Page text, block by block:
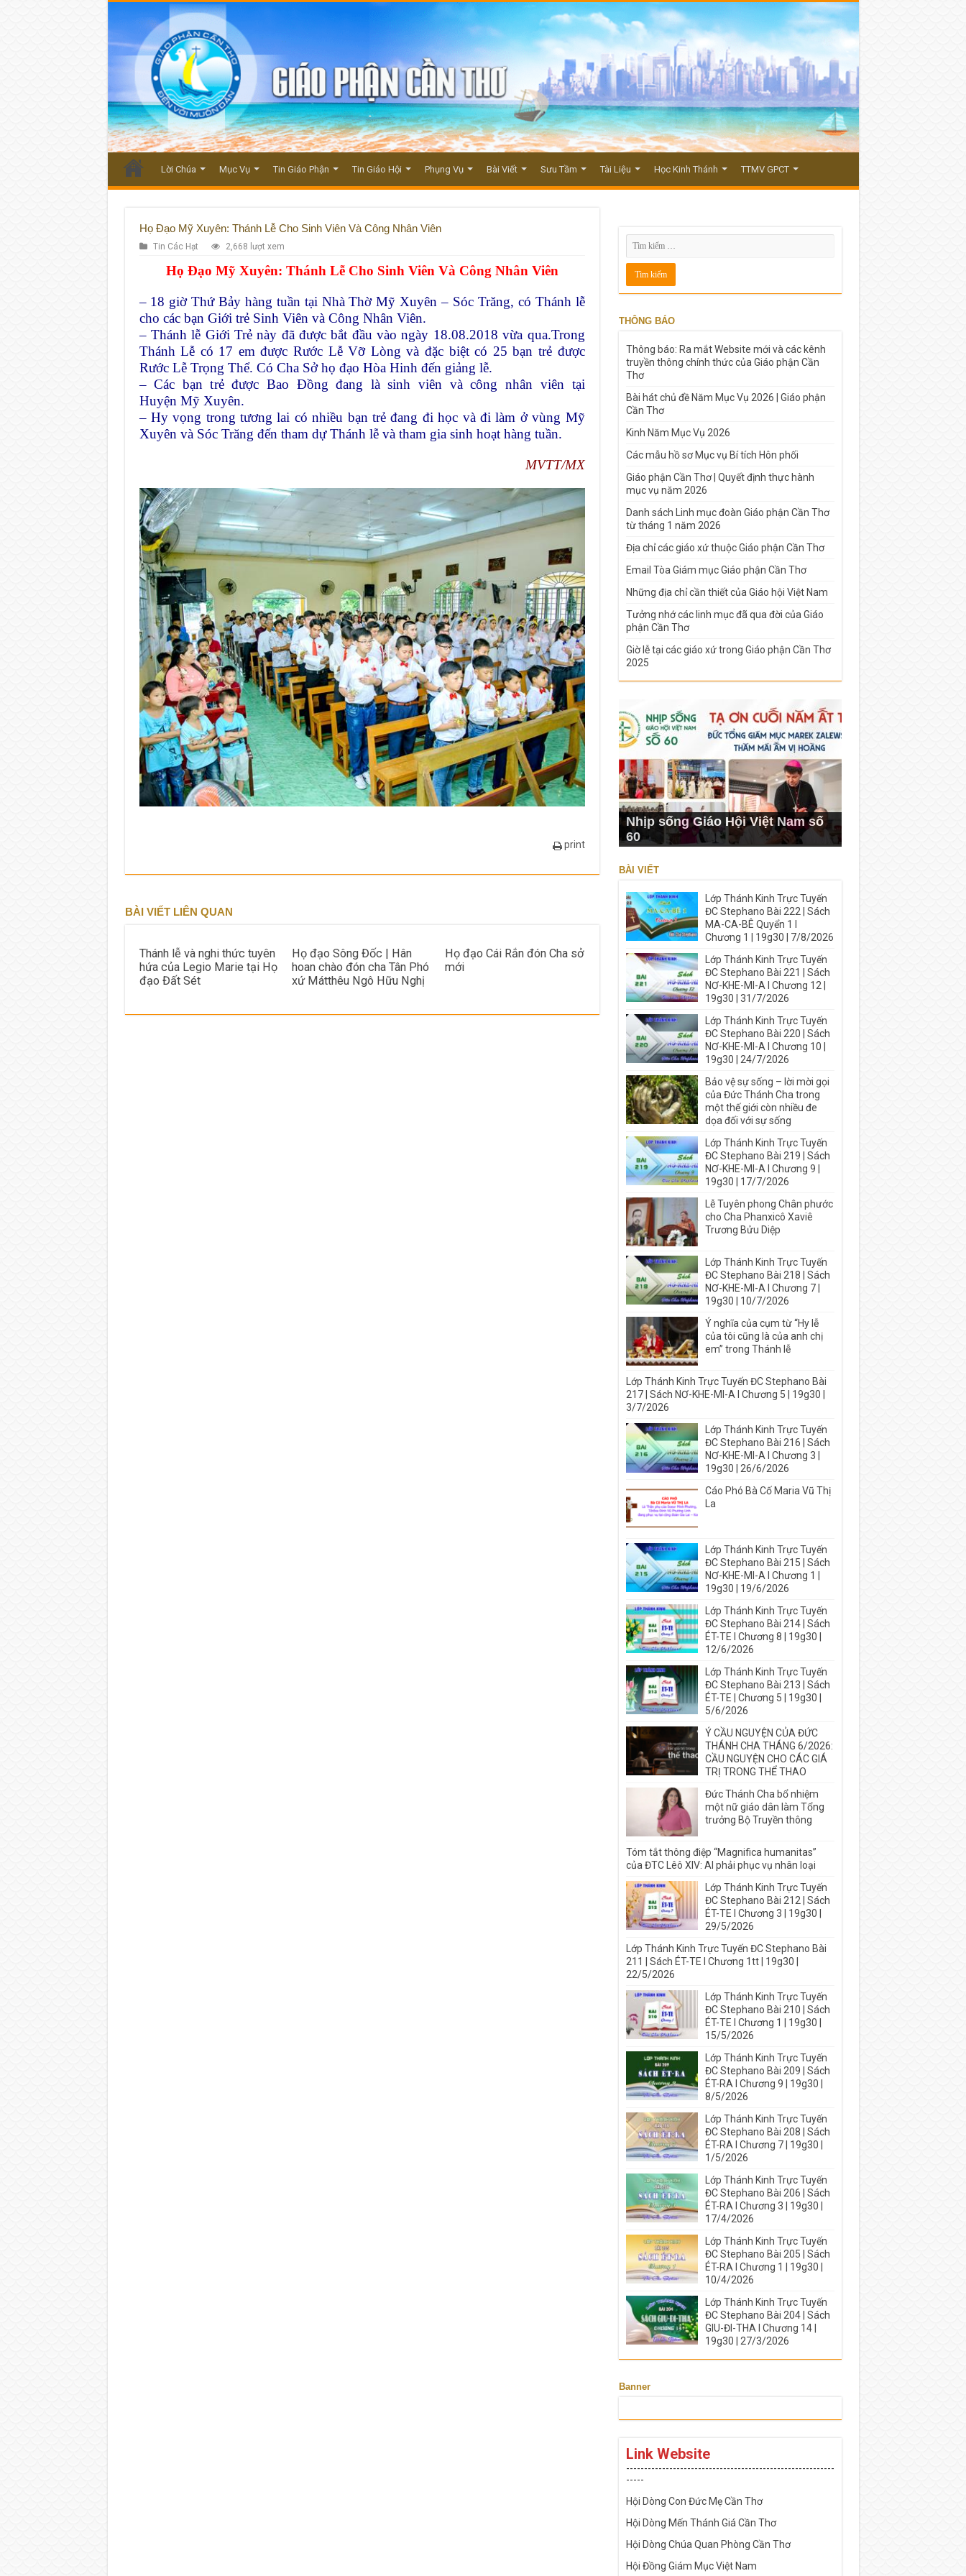
Lời Chúa Mục Vụ Tin Giáo Phận Tin Giáo Hội Phụng Vụ Bài Viết Sưu Tầm Tài Liệu Học Kinh Thánh TTMV GPCT
Họ Đạo Mỹ Xuyên: Thánh Lễ Cho Sinh Viên Và Công Nhân Viên
Tin Các Hạt 2,668 lượt xem
Họ Đạo Mỹ Xuyên: Thánh Lễ Cho Sinh Viên Và Công Nhân Viên
– 18 giờ Thứ Bảy hàng tuần tại Nhà Thờ Mỹ Xuyên – Sóc Trăng, có Thánh lễ
cho các bạn Giới trẻ Sinh Viên và Công Nhân Viên.
– Thánh lễ Giới Trẻ này đã được bắt đầu vào ngày 18.08.2018 vừa qua.Trong
Thánh Lễ có 17 em được Rước Lễ Vỡ Lòng và đặc biệt có 25 bạn trẻ được
Rước Lễ Trọng Thể. Có Cha Sở họ đạo Hòa Hinh đến giảng lễ.
– Các bạn trẻ được Bao Đồng đang là sinh viên và công nhân viên tại
Huyện Mỹ Xuyên.
– Hy vọng trong tương lai có nhiều bạn trẻ đang đi học và đi làm ởvùng Mỹ
Xuyên và Sóc Trăng đến tham dự Thánh lễ và tham gia sinh hoạt hàng tuần.
MVTT/MX
print
BÀI VIẾT LIÊN QUAN
Thánh lễ và nghi thức tuyên
hứa của Legio Marie tại Họ
đạo Đất Sét
Họ đạo Sông Đốc | Hân
hoan chào đón cha Tân Phó
xứ Mátthêu Ngô Hữu Nghị
Họ đạo Cái Rắn đón Cha sở
mới
THÔNG BÁO
Thông báo: Ra mắt Website mới và các kênh
truyền thông chính thức của Giáo phận Cần
Thơ
Bài hát chủ đề Năm Mục Vụ 2026 | Giáo phận
Cần Thơ
Kinh Năm Mục Vụ 2026
Các mẫu hồ sơ Mục vụ Bí tích Hôn phối
Giáo phận Cần Thơ | Quyết định thực hành
mục vụ năm 2026
Danh sách Linh mục đoàn Giáo phận Cần Thơ
từ tháng 1 năm 2026
Địa chỉ các giáo xứ thuộc Giáo phận Cần Thơ
Email Tòa Giám mục Giáo phận Cần Thơ
Những địa chỉ cần thiết của Giáo hội Việt Nam
Tưởng nhớ các linh mục đã qua đời của Giáo
phận Cần Thơ
Giờ lễ tại các giáo xứ trong Giáo phận Cần Thơ
2025
Nhịp sống Giáo Hội Việt Nam số
60
BÀI VIẾT
Lớp Thánh Kinh Trực Tuyến
ĐC Stephano Bài 222 | Sách
MA-CA-BÊ Quyển 1 I
Chương 1 | 19g30 | 7/8/2026
Lớp Thánh Kinh Trực Tuyến
ĐC Stephano Bài 221 | Sách
NƠ-KHE-MI-A I Chương 12 |
19g30 | 31/7/2026
Lớp Thánh Kinh Trực Tuyến
ĐC Stephano Bài 220 | Sách
NƠ-KHE-MI-A I Chương 10 |
19g30 | 24/7/2026
Bảo vệ sự sống – lời mời gọi
của Đức Thánh Cha trong
một thế giới còn nhiều đe
dọa đối với sự sống
Lớp Thánh Kinh Trực Tuyến
ĐC Stephano Bài 219 | Sách
NƠ-KHE-MI-A I Chương 9 |
19g30 | 17/7/2026
Lễ Tuyên phong Chân phước
cho Cha Phanxicô Xaviê
Trương Bửu Diệp
Lớp Thánh Kinh Trực Tuyến
ĐC Stephano Bài 218 | Sách
NƠ-KHE-MI-A I Chương 7 |
19g30 | 10/7/2026
Ý nghĩa của cụm từ “Hy lễ
của tôi cũng là của anh chị
em” trong Thánh lễ
Lớp Thánh Kinh Trực Tuyến ĐC Stephano Bài
217 | Sách NƠ-KHE-MI-A I Chương 5 | 19g30 |
3/7/2026
Lớp Thánh Kinh Trực Tuyến
ĐC Stephano Bài 216 | Sách
NƠ-KHE-MI-A I Chương 3 |
19g30 | 26/6/2026
Cáo Phó Bà Cố Maria Vũ Thị
La
Lớp Thánh Kinh Trực Tuyến
ĐC Stephano Bài 215 | Sách
NƠ-KHE-MI-A I Chương 1 |
19g30 | 19/6/2026
Lớp Thánh Kinh Trực Tuyến
ĐC Stephano Bài 214 | Sách
ÉT-TE I Chương 8 | 19g30 |
12/6/2026
Lớp Thánh Kinh Trực Tuyến
ĐC Stephano Bài 213 | Sách
ÉT-TE | Chương 5 | 19g30 |
5/6/2026
Ý CẦU NGUYỆN CỦA ĐỨC
THÁNH CHA THÁNG 6/2026:
CẦU NGUYỆN CHO CÁC GIÁ
TRỊ TRONG THỂ THAO
Đức Thánh Cha bổ nhiệm
một nữ giáo dân làm Tổng
trưởng Bộ Truyền thông
Tóm tắt thông điệp “Magnifica humanitas”
của ĐTC Lêô XIV: AI phải phục vụ nhân loại
Lớp Thánh Kinh Trực Tuyến
ĐC Stephano Bài 212 | Sách
ÉT-TE I Chương 3 | 19g30 |
29/5/2026
Lớp Thánh Kinh Trực Tuyến ĐC Stephano Bài
211 | Sách ÉT-TE I Chương 1tt | 19g30 |
22/5/2026
Lớp Thánh Kinh Trực Tuyến
ĐC Stephano Bài 210 | Sách
ÉT-TE I Chương 1 | 19g30 |
15/5/2026
Lớp Thánh Kinh Trực Tuyến
ĐC Stephano Bài 209 | Sách
ÉT-RA I Chương 9 | 19g30 |
8/5/2026
Lớp Thánh Kinh Trực Tuyến
ĐC Stephano Bài 208 | Sách
ÉT-RA I Chương 7 | 19g30 |
1/5/2026
Lớp Thánh Kinh Trực Tuyến
ĐC Stephano Bài 206 | Sách
ÉT-RA I Chương 3 | 19g30 |
17/4/2026
Lớp Thánh Kinh Trực Tuyến
ĐC Stephano Bài 205 | Sách
ÉT-RA I Chương 1 | 19g30 |
10/4/2026
Lớp Thánh Kinh Trực Tuyến
ĐC Stephano Bài 204 | Sách
GIU-ĐI-THA I Chương 14 |
19g30 | 27/3/2026
Banner
Link Website
----------------------------------------------------------
-----
Hội Dòng Con Đức Mẹ Cần Thơ
Hội Dòng Mến Thánh Giá Cần Thơ
Hội Dòng Chúa Quan Phòng Cần Thơ
Hội Đồng Giám Mục Việt Nam